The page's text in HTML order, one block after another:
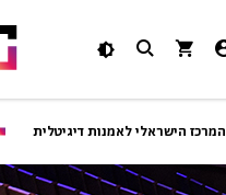
המרכז הישראלי לאמנות דיגיטלית